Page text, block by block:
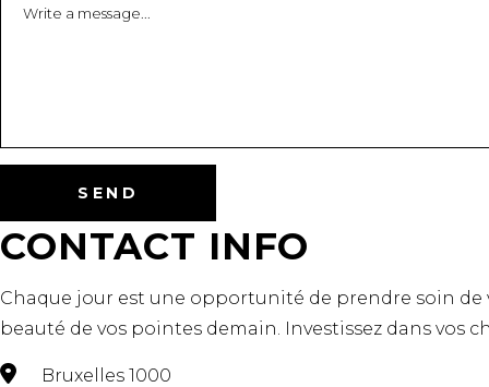
CONTACT INFO
Chaque jour est une opportunité de prendre soin de
beauté de vos pointes demain. Investissez dans vos
Bruxelles 1000